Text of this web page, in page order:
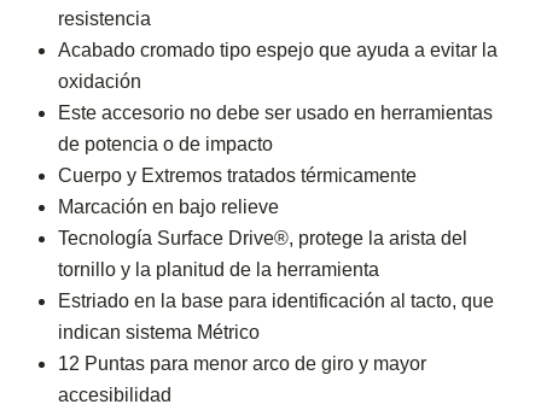
resistencia
Acabado cromado tipo espejo que ayuda a evitar la
oxidación
Este accesorio no debe ser usado en herramientas
de potencia o de impacto
Cuerpo y Extremos tratados térmicamente
Marcación en bajo relieve
Tecnología Surface Drive®, protege la arista del
tornillo y la planitud de la herramienta
Estriado en la base para identificación al tacto, que
indican sistema Métrico
12 Puntas para menor arco de giro y mayor
accesibilidad